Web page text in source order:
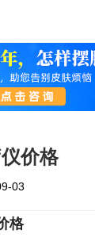
价格
03
格